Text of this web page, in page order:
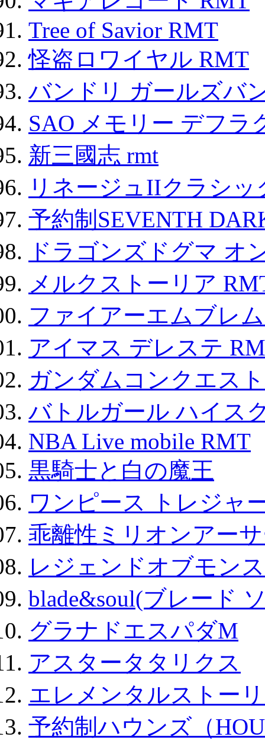
Tree of Savior RMT
怪盗ロワイヤル RMT
バンドリ ガールズバ
SAO メモリー デフラ
新三國志 rmt
リネージュIIクラシ
予約制SEVENTH
ドラゴンズドグマ オ
メルクストーリア
ファイアーエムブレ
アイマス デレステ
ガンダムコンクエスト
バトルガール ハイス
NBA Live mobile RMT
黒騎士と白の魔王
ワンピース トレジャ
乖離性ミリオンアー
レジェンドオブモン
blade&soul(ブレード
グラナドエスパダM
アスタータタリクス
エレメンタルストー
予約制ハウンズ（